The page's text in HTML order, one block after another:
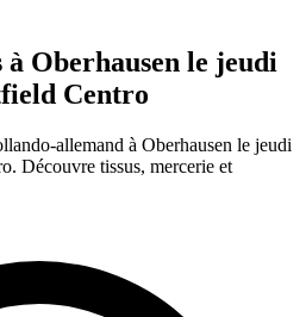
Oberhausen le jeudi
Centro
allemand à Oberhausen le jeudi
Découvre tissus, mercerie et